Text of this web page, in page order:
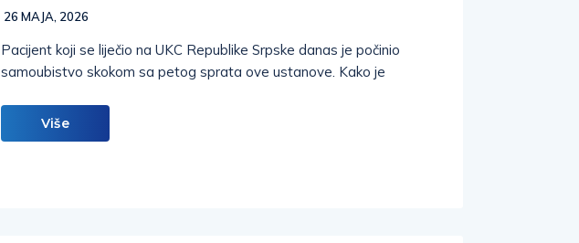
26 MAJA, 2026
Pacijent koji se liječio na UKC Republike Srpske danas je počinio
samoubistvo skokom sa petog sprata ove ustanove. Kako je
Više